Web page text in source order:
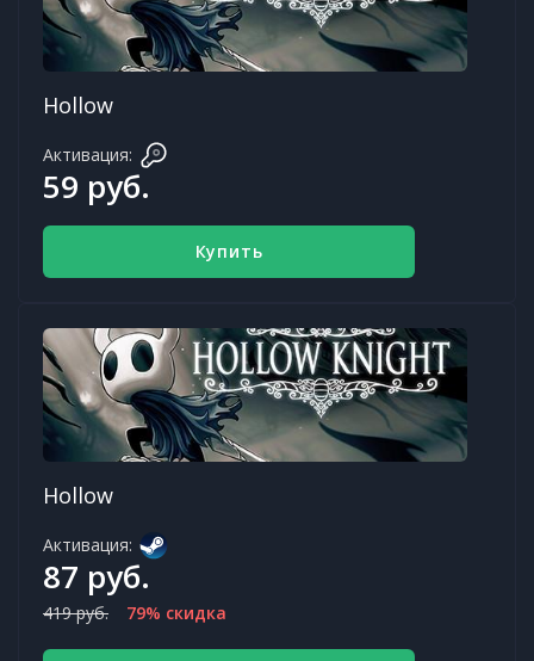
Hollow
Активация:
59 руб.
Купить
Hollow
Активация:
87 руб.
419 руб. 79% скидка